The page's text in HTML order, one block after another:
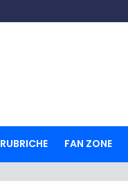
RUBRICHE FAN ZONE